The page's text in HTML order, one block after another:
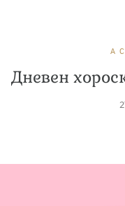
Дневен